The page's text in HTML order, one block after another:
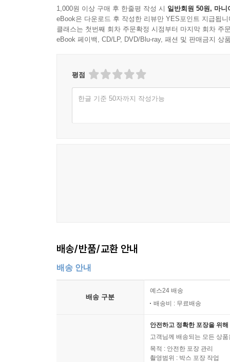
1,000원 이상 구매 후 한줄평 작성 시 일반회원 50원, 마니
eBook은 다운로드 후 작성한 리뷰만 YES포인트 지급됩니
클래스는 첫번째 회차 주문확정 시점부터 마지막 회차 주
eBook 페이백, CD/LP, DVD/Blu-ray, 패션 및 판매금지 상
평점
한글 기준 50자까지 작성가능
배송/반품/교환 안내
배송 안내
배송 구분
예스24 배송
배송비 : 무료배송
안전하고 정확한 포장을 위
고객님께 배송되는 모든 상
목적 : 안전한 포장 관리
촬영범위 : 박스 포장 작업